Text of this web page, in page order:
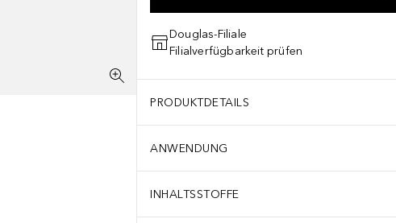
Douglas-Filiale
Filialverfügbarkeit prüfen
PRODUKTDETAILS
ANWENDUNG
INHALTSSTOFFE